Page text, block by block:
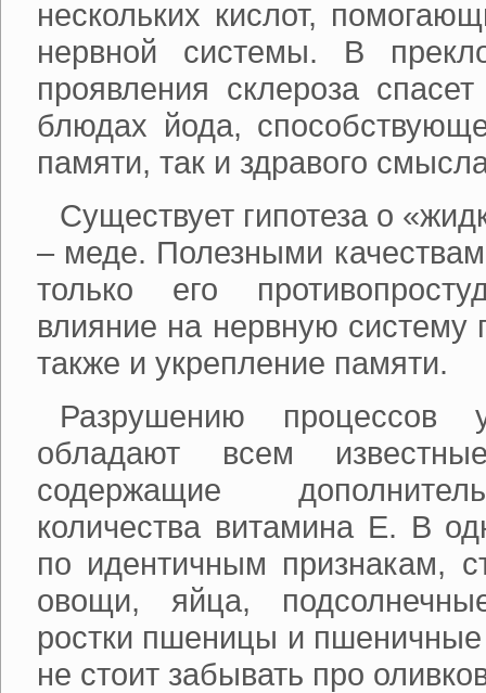
нескольких кислот,
нервной системы. В
проявления склероза
блюдах йода,
памяти, так и здравого
Существует гипотеза о
– меде. Полезными
только его
влияние на нервную систему
также и укрепление памяти.
Разрушению процессов
обладают всем
содержащие
количества витамина Е. В
по идентичным признакам,
овощи, яйца,
ростки пшеницы и
не стоит забывать про